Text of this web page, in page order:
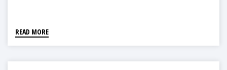
READ MORE